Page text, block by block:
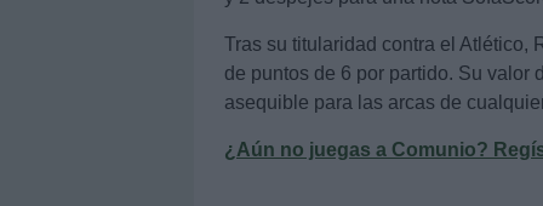
Tras su titularidad contra el Atlético,
de puntos de 6 por partido. Su valor
asequible para las arcas de
¿Aún no juegas a Comunio?